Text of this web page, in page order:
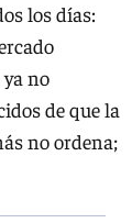
los días:
no
de que la
no ordena;